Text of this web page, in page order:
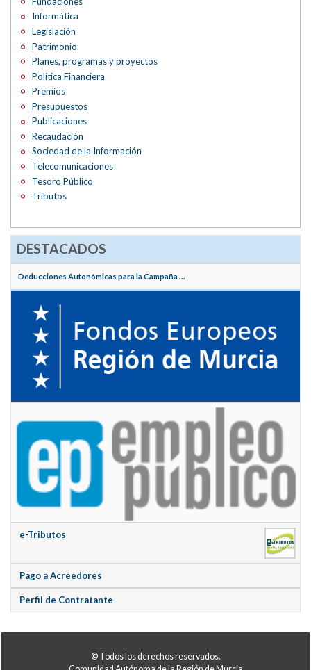
Informática
Legislación
Patrimonio
Planes, programas y proyectos
Política Financiera
Premios
Presupuestos
Publicaciones
Recaudación
Sociedad de la Información
Telecomunicaciones
Tesoro Público
Tributos
DESTACADOS
Deducciones Autonómicas para la Campaña ...
e-Tributos
Pago a Acreedores
Perfil de Contratante
© Todos los derechos reservados.